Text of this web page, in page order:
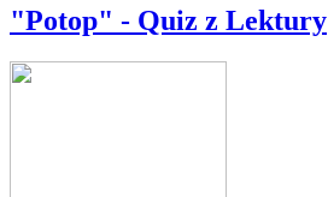
"Potop" - Quiz z Lektury